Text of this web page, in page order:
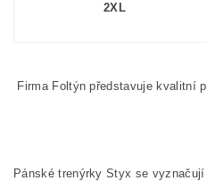
2XL
Firma Foltýn představuje kvalitní
Pánské trenýrky Styx se